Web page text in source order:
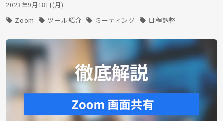
2023年9月18日(月)
Zoom ツール紹介 ミーティング 日程調整